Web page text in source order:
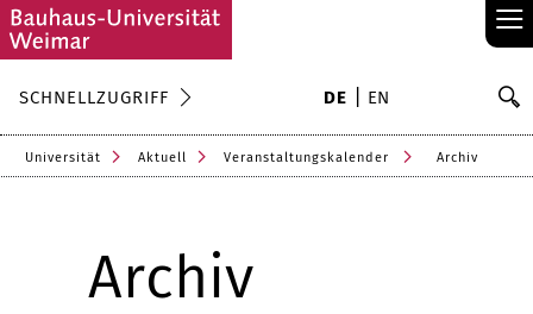
≡
SCHNELLZUGRIFF DE EN
Universität Aktuell Veranstaltungskalender Archiv
Archiv